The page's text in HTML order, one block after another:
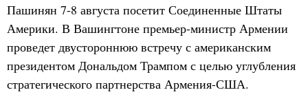
Пашинян 7-8 августа посетит Соединенные Штаты
Америки. В Вашингтоне премьер-министр Армении
проведет двустороннюю встречу с американским
президентом Дональдом Трампом с целью углубления
стратегического партнерства Армения-США.